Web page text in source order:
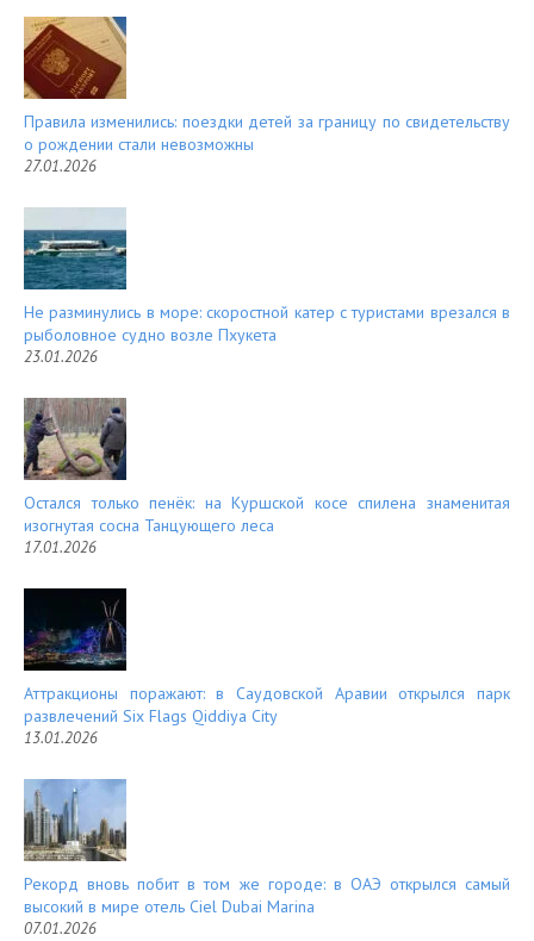
Правила изменились: поездки детей за границу по свидетельству
о рождении стали невозможны
27.01.2026
Не разминулись в море: скоростной катер с туристами врезался в
рыболовное судно возле Пхукета
23.01.2026
Остался только пенёк: на Куршской косе спилена знаменитая
изогнутая сосна Танцующего леса
17.01.2026
Аттракционы поражают: в Саудовской Аравии открылся парк
развлечений Six Flags Qiddiya City
13.01.2026
Рекорд вновь побит в том же городе: в ОАЭ открылся самый
высокий в мире отель Ciel Dubai Marina
07.01.2026